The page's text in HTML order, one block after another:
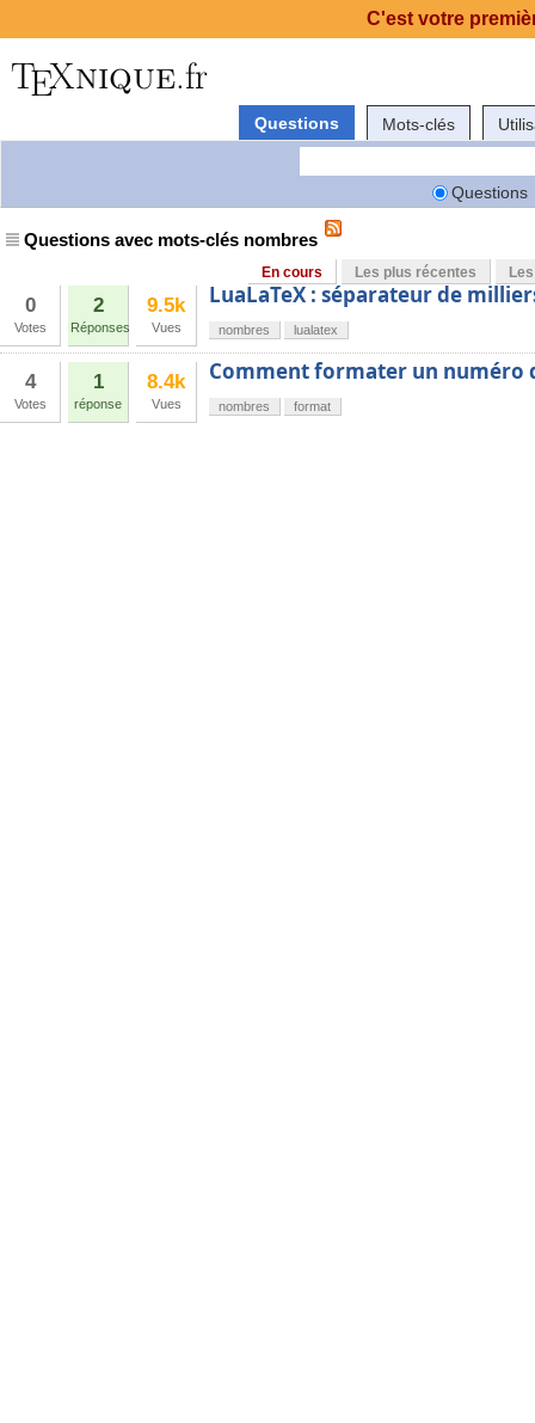
Questions Mots-clés
Questions
Questions avec mots-clés nombres
En cours Les plus récentes
0
Votes
2
Réponses
9.5k
Vues
LuaLaTeX : séparateur de
nombres lualatex
4
Votes
1
réponse
8.4k
Vues
Comment formater un numéro
nombres format
C'est votre